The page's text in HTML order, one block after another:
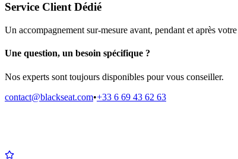
Service Client Dédié
Un accompagnement sur-mesure avant, pendant et après
Une question, un besoin spécifique ?
Nos experts sont toujours disponibles pour vous conseiller.
contact@blackseat.com•+33 6 69 43 62 63